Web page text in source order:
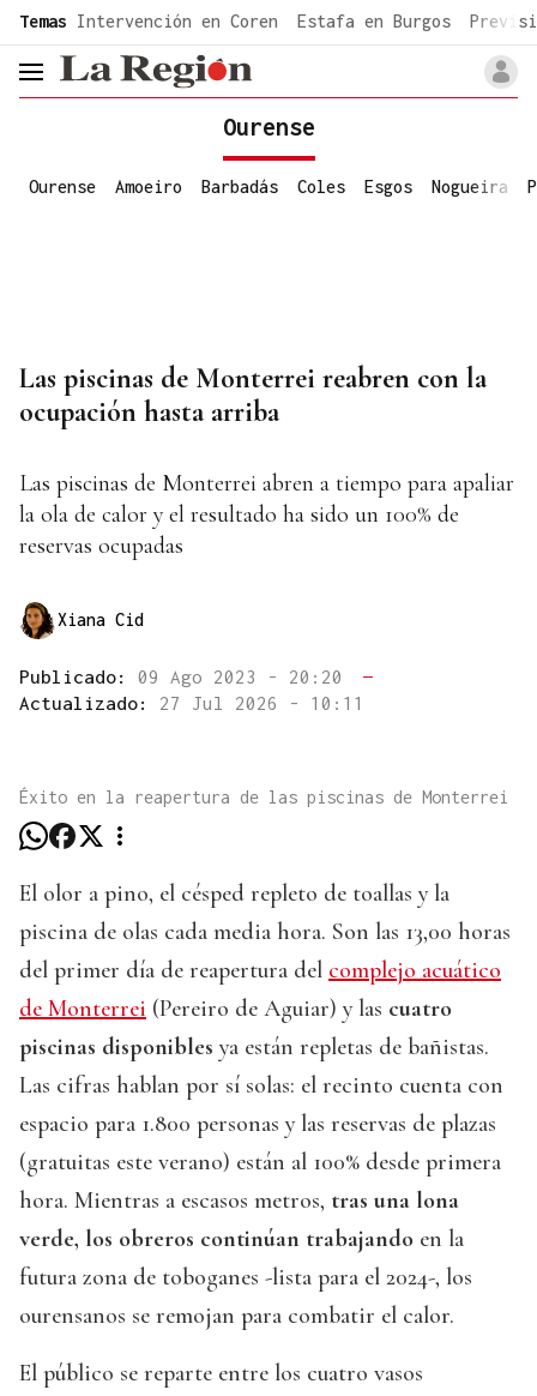
common.go-to-content
Temas Intervención en Coren Estafa en Burgos
header.menu.open
Ourense
Ourense Amoeiro Barbadás Coles Esgos Nogueira
Las piscinas de Monterrei reabren con la
ocupación hasta arriba
Las piscinas de Monterrei abren a tiempo para apaliar
la ola de calor y el resultado ha sido un 100% de
reservas ocupadas
Xiana Cid
Publicado: 09 Ago 2023 - 20:20
—
Actualizado: 27 Jul 2026 - 10:11
Éxito en la reapertura de las piscinas de Monterrei
El olor a pino, el césped repleto de toallas y la
piscina de olas cada media hora. Son las 13,00 horas
del primer día de reapertura del complejo acuático
de Monterrei (Pereiro de Aguiar) y las cuatro
piscinas disponibles ya están repletas de bañistas.
Las cifras hablan por sí solas: el recinto cuenta con
espacio para 1.800 personas y las reservas de plazas
(gratuitas este verano) están al 100% desde primera
hora. Mientras a escasos metros, tras una lona
verde, los obreros continúan trabajando en la
futura zona de toboganes -lista para el 2024-, los
ourensanos se remojan para combatir el calor.
El público se reparte entre los cuatro vasos